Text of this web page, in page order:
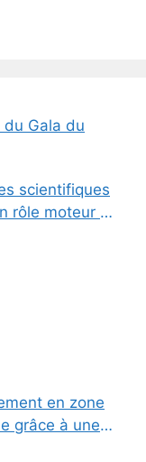
Gala du
scientifiques
rôle moteur en
en zone
grâce à une